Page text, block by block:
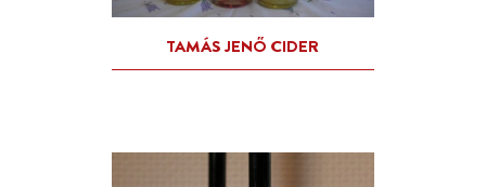
PITYPANG SZIRUP